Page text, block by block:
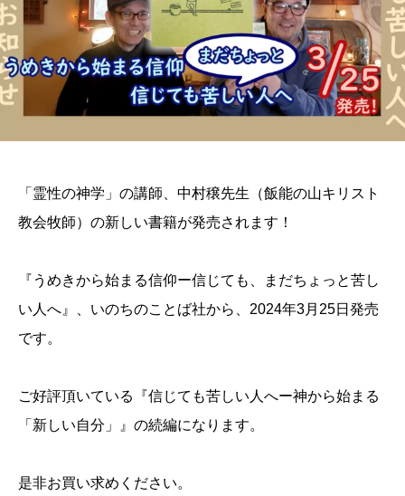
「霊性の神学」の講師、中村穣先生（飯能の山キリスト
教会牧師）の新しい書籍が発売されます！
『うめきから始まる信仰ー信じても、まだちょっと苦し
い人へ』、いのちのことば社から、2024年3月25日発売
です。
ご好評頂いている『信じても苦しい人へー神から始まる
「新しい自分」』の続編になります。
是非お買い求めください。